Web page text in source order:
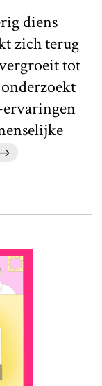
diens
zich terug
tot